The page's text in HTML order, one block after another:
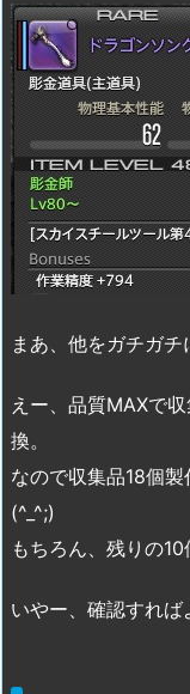
まあ、他をガチガチ
えー、品質MAXで
換。
なので収集品18個
(^_^;)
もちろん、残りの10
いやー、確認すれば